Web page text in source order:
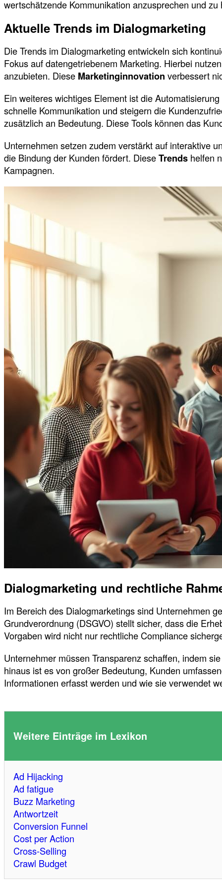
wertschätzende Kommunikation anzusprechen und zu
Aktuelle Trends im Dialogmarketing
Die Trends im Dialogmarketing entwickeln sich
Fokus auf datengetriebenem Marketing. Hierbei
anzubieten. Diese Marketinginnovation verbessert
Ein weiteres wichtiges Element ist die
schnelle Kommunikation und steigern die
zusätzlich an Bedeutung. Diese Tools können das
Unternehmen setzen zudem verstärkt auf interaktive
die Bindung der Kunden fördert. DieseTrends helfen
Kampagnen.
Dialogmarketing und rechtliche
Im Bereich des Dialogmarketings sind Unternehmen
Grundverordnung (DSGVO) stellt sicher, dass die
Vorgaben wird nicht nur rechtliche Compliance
Unternehmer müssen Transparenz schaffen, indem
hinaus ist es von großer Bedeutung, Kunden
Informationen erfasst werden und wie sie verwendet
Weitere Einträge im Lexikon
Ad Hijacking
Ad fatigue
Buzz Marketing
Antwortzeit
Conversion Funnel
Cost per Action
Cross-Selling
Crawl Budget